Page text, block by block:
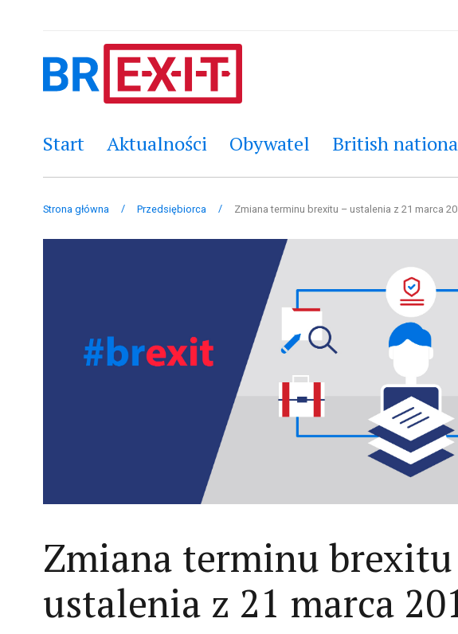
Start Aktualności Obywatel British
Strona główna / Przedsiębiorca / Zmiana terminu brexitu – ustalenia z 21 marca
Zmiana terminu
ustalenia z 21 marca